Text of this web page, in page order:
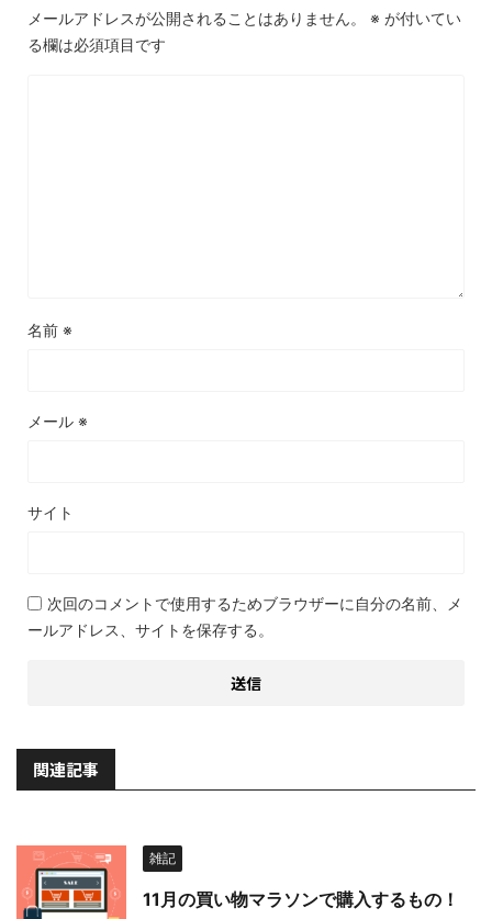
メールアドレスが公開されることはありません。 ※ が付いてい
る欄は必須項目です
名前 ※
メール ※
サイト
次回のコメントで使用するためブラウザーに自分の名前、メ
ールアドレス、サイトを保存する。
関連記事
雑記
11月の買い物マラソンで購入するもの！